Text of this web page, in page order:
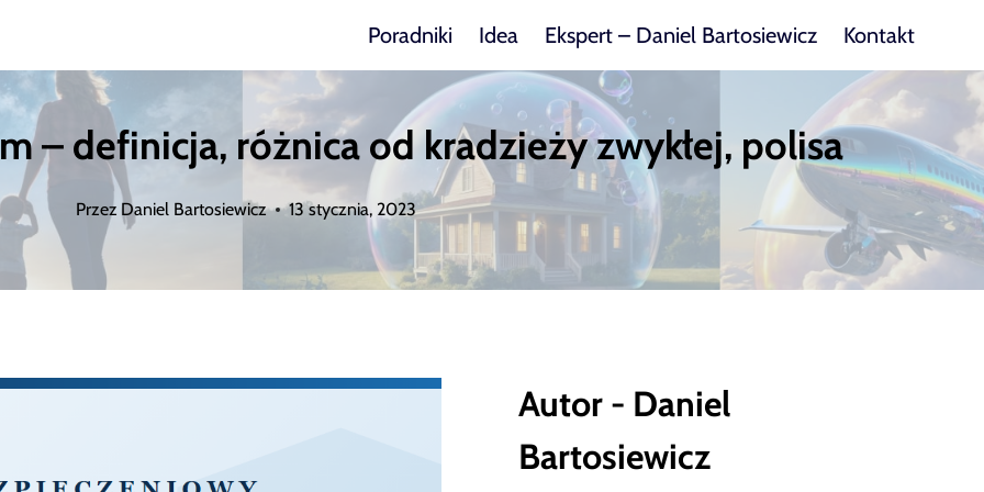
Poradniki Idea Ekspert – Daniel Bartosiewicz Kontakt
– definicja, różnica od kradzieży zwykłej, polisa
Przez Daniel Bartosiewicz 13 stycznia, 2023
Autor - Daniel
Bartosiewicz